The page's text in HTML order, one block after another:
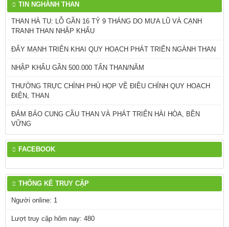
TIN NGHÀNH THAN
THAN HÀ TU: LỖ GẦN 16 TỶ 9 THÁNG DO MƯA LŨ VÀ CẠNH
TRANH THAN NHẬP KHẨU
ĐẨY MẠNH TRIỂN KHAI QUY HOẠCH PHÁT TRIỂN NGÀNH THAN
NHẬP KHẨU GẦN 500.000 TẤN THAN/NĂM
THƯỜNG TRỰC CHÍNH PHỦ HỌP VỀ ĐIỀU CHỈNH QUY HOẠCH
ĐIỆN, THAN
ĐẢM BẢO CUNG CẦU THAN VÀ PHÁT TRIỂN HÀI HÒA, BỀN
VỮNG
FACEBOOK
THỐNG KÊ TRUY CẬP
Người online: 1
Lượt truy cập hôm nay: 480